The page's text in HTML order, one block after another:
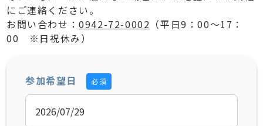
にご連絡ください。
お問い合わせ：0942-72-0002 （平日9：00～17：
00 ※日祝休み）
参加希望日 必須